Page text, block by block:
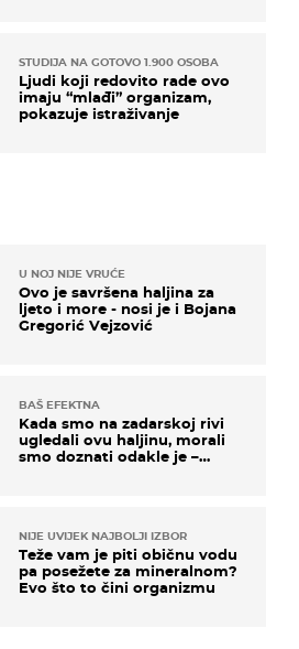
STUDIJA NA GOTOVO 1.900 OSOBA
Ljudi koji redovito rade ovo
imaju “mlađi” organizam,
pokazuje istraživanje
U NOJ NIJE VRUĆE
Ovo je savršena haljina za
ljeto i more - nosi je i Bojana
Gregorić Vejzović
BAŠ EFEKTNA
Kada smo na zadarskoj rivi
ugledali ovu haljinu, morali
smo doznati odakle je –
NIJE UVIJEK NAJBOLJI IZBOR
Teže vam je piti običnu vodu
pa posežete za mineralnom?
Evo što to čini organizmu